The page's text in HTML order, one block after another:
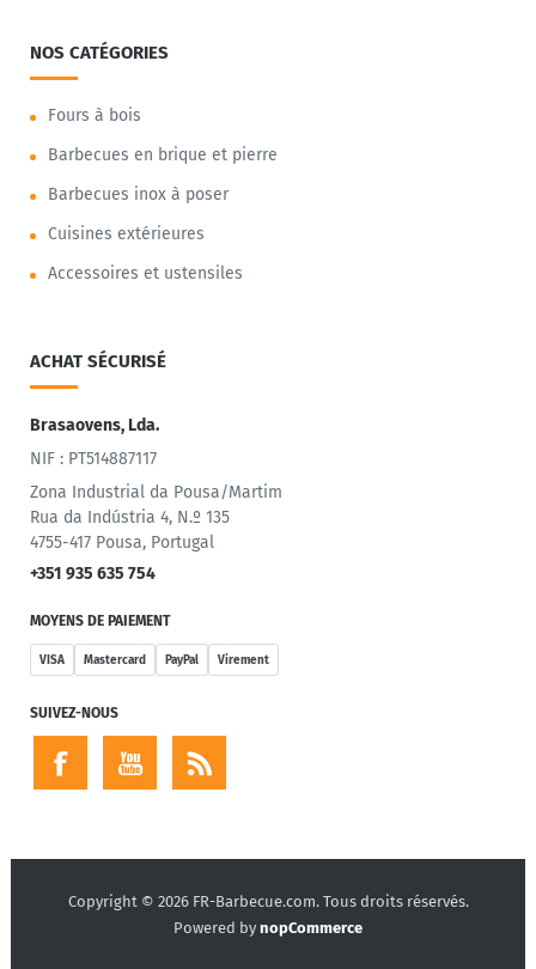
NOS CATÉGORIES
Fours à bois
Barbecues en brique et pierre
Barbecues inox à poser
Cuisines extérieures
Accessoires et ustensiles
ACHAT SÉCURISÉ
Brasaovens, Lda.
NIF : PT514887117
Zona Industrial da Pousa/Martim
Rua da Indústria 4, N.º 135
4755-417 Pousa, Portugal
+351 935 635 754
MOYENS DE PAIEMENT
VISA Mastercard PayPal Virement
SUIVEZ-NOUS
Copyright © 2026 FR-Barbecue.com. Tous droits réservés.
Powered by nopCommerce